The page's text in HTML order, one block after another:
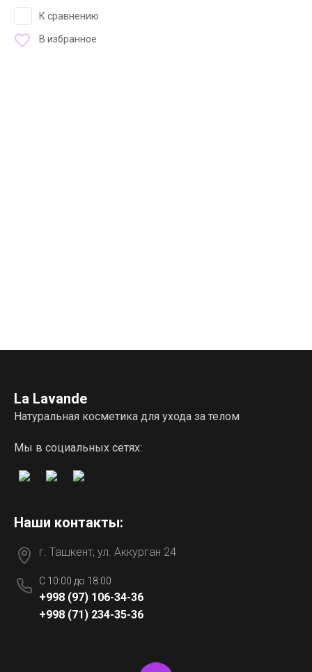
К сравнению
В избранное
La Lavande
Натуральная косметика для ухода за телом
Мы в социальных сетях:
Наши контакты:
г. Ташкент, ул. Аккурган 24
C 10:00 до 18:00
+998 (97) 106-34-36
+998 (71) 234-35-36